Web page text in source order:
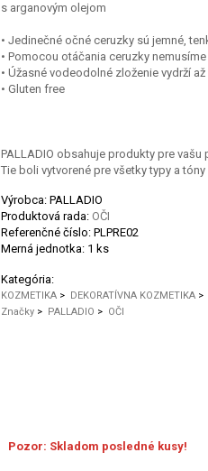
s arganovým olejom
• Jedinečné očné ceruzky sú jemné,
• Pomocou otáčania ceruzky
• Úžasné vodeodolné zloženie vydrží
• Gluten free
PALLADIO obsahuje produkty pre
Tie boli vytvorené pre všetky typy a
Výrobca: PALLADIO
Produktová rada: OČI
Referenčné číslo: PLPRE02
Merná jednotka: 1 ks
Kategória:
KOZMETIKA > DEKORATÍVNA KOZMETIKA >
Značky > PALLADIO > OČI
Pozor: Skladom posledné kusy!